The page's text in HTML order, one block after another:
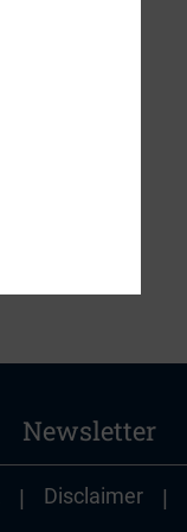
Newsletter
| Disclaimer |